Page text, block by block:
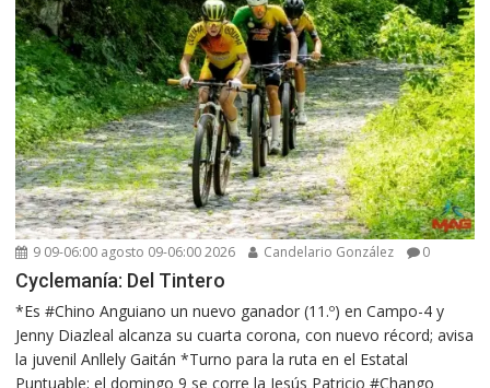
9 09-06:00 agosto 09-06:00 2026 Candelario González 0
Cyclemanía: Del Tintero
*Es #Chino Anguiano un nuevo ganador (11.º) en Campo-4 y
Jenny Diazleal alcanza su cuarta corona, con nuevo récord; avisa
la juvenil Anllely Gaitán *Turno para la ruta en el Estatal
Puntuable; el domingo 9 se corre la Jesús Patricio #Chango